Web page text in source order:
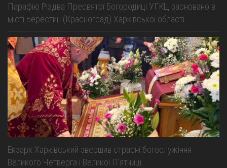
Парафію Різдва Пресвятої Богородиці УГКЦ засновано в
місті Берестин (Красноград) Харківської області
Екзарх Харківський звершив страсні богослужіння
Великого Четверга і Великої Пʼятниці